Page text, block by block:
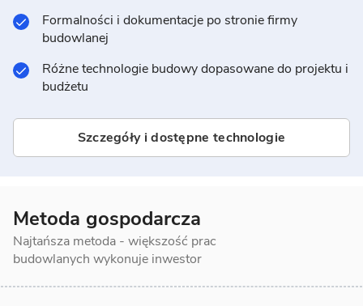
Metoda gospodarcza
Najtańsza metoda - większość prac
budowlanych wykonuje inwestor
Formalności i dokumentacje po stronie firmy
budowlanej
Różne technologie budowy dopasowane do projektu i
budżetu
Szczegóły i dostępne technologie